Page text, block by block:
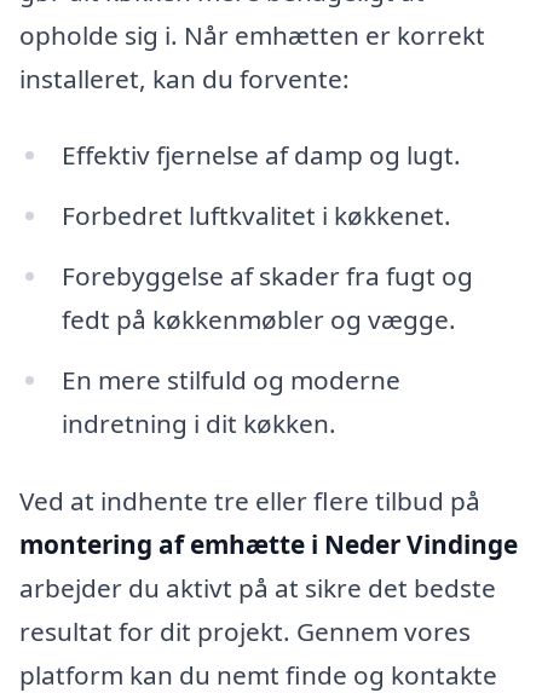
opholde sig i. Når emhætten er korrekt
installeret, kan du forvente:
Effektiv fjernelse af damp og lugt.
Forbedret luftkvalitet i køkkenet.
Forebyggelse af skader fra fugt og
fedt på køkkenmøbler og vægge.
En mere stilfuld og moderne
indretning i dit køkken.
Ved at indhente tre eller flere tilbud på
montering af emhætte i Neder Vindinge
arbejder du aktivt på at sikre det bedste
resultat for dit projekt. Gennem vores
platform kan du nemt finde og kontakte